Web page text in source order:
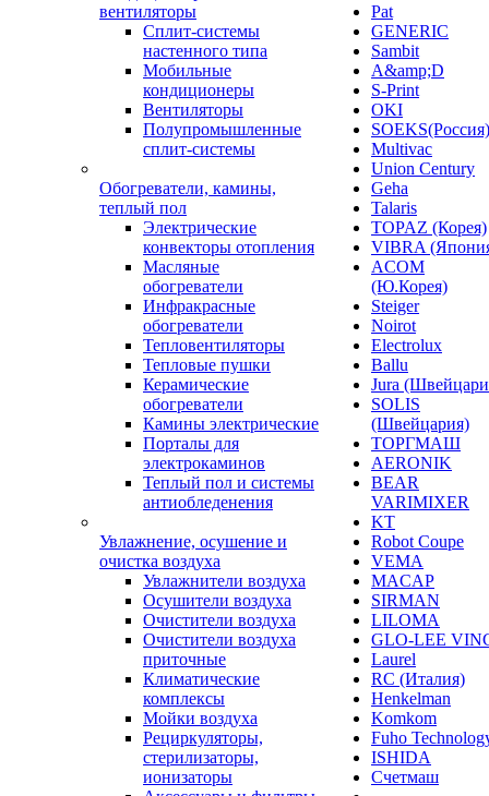
вентиляторы
Сплит-системы
настенного типа
Мобильные
кондиционеры
Вентиляторы
Полупромышленные
сплит-системы
Обогреватели, камины,
теплый пол
Электрические
конвекторы отопления
Масляные
обогреватели
Инфракрасные
обогреватели
Тепловентиляторы
Тепловые пушки
Керамические
обогреватели
Камины электрические
Порталы для
электрокаминов
Теплый пол и системы
антиобледенения
Увлажнение, осушение и
очистка воздуха
Увлажнители воздуха
Осушители воздуха
Очистители воздуха
Очистители воздуха
приточные
Климатические
комплексы
Мойки воздуха
Рециркуляторы,
стерилизаторы,
ионизаторы
Pat
GENERIC
Sambit
A&amp;D
S-Print
OKI
SOEKS(Россия)
Multivac
Union Century
Geha
Talaris
TOPAZ (Корея)
VIBRA
ACOM
(Ю.Корея)
Steiger
Noirot
Electrolux
Ballu
Jura
SOLIS
(Швейцария)
ТОРГМАШ
AERONIK
BEAR
VARIMIXER
KT
Robot Coupe
VEMA
MACAP
SIRMAN
LILOMA
GLO-LEE
Laurel
RC (Италия)
Henkelman
Komkom
Fuho
ISHIDA
Счетмаш